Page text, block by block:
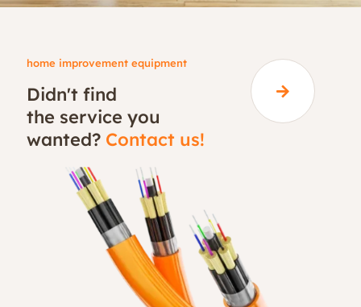
home improvement equipment
Didn't find
the service you
wanted? Contact us!